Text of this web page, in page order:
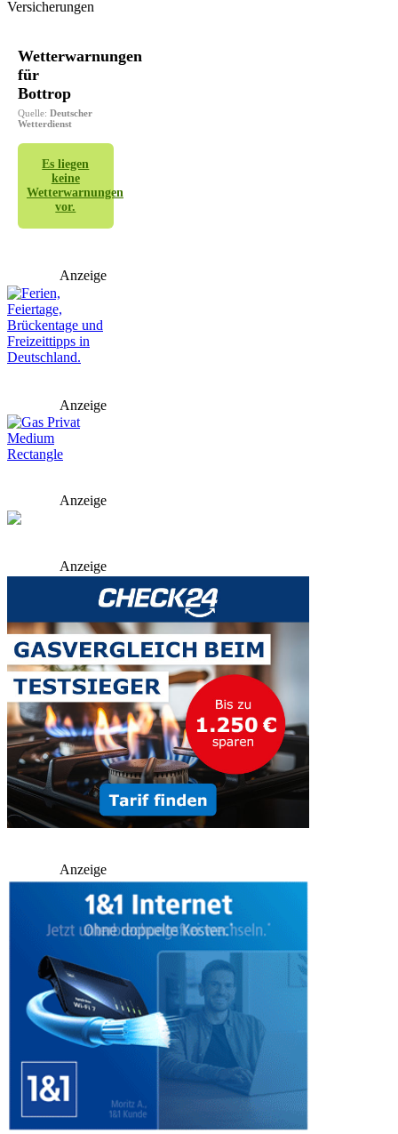
Versicherungen
Wetterwarnungen
für
Bottrop
Quelle: Deutscher
Wetterdienst
Es liegen
keine
Wetterwarnungen
vor.
Anzeige
Anzeige
Anzeige
Anzeige
Anzeige